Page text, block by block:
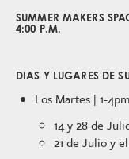
SUMMER MAKERS
4:00 P.M.
DIAS Y LUGARES DE
Los Martes | 1-4pm
14 y 28 de
21 de Julio y